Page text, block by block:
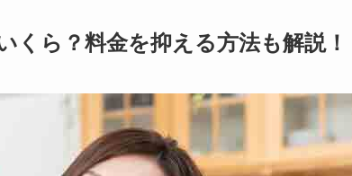
くら？料金を抑える方法も解説！